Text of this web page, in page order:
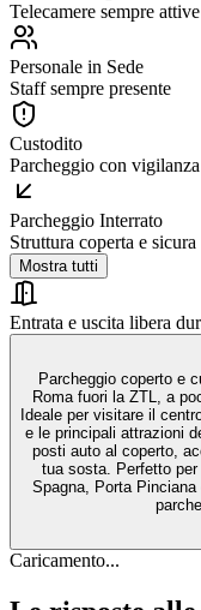
Telecamere sempre attive
Personale in Sede
Staff sempre presente
Custodito
Parcheggio con vigilanza
Parcheggio Interrato
Struttura coperta e sicura
Mostra tutti
Entrata e uscita libera
Parcheggio coperto e
Roma fuori la ZTL, a
Ideale per visitare il
e le principali attrazioni
posti auto al coperto,
tua sosta. Perfetto
Spagna, Porta
Caricamento...